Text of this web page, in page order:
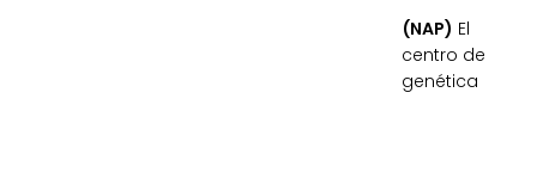
(NAP) El
centro de
genética